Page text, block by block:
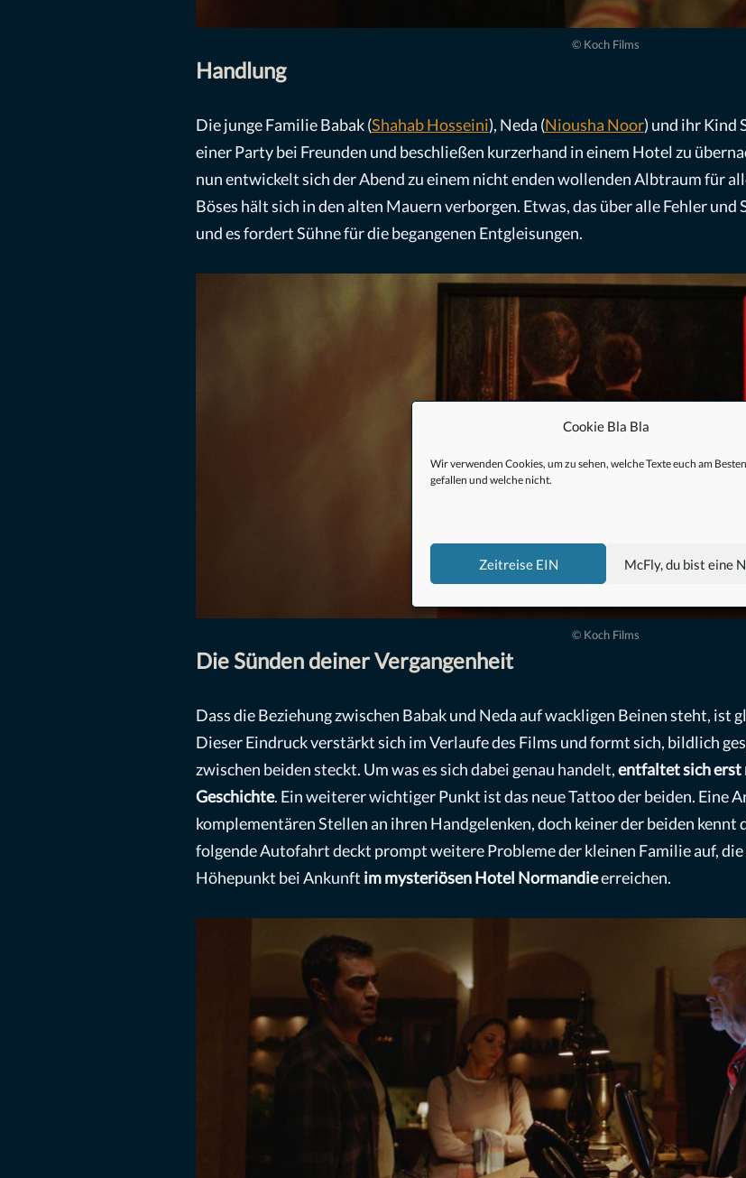
Cookie Bla Bla
Wir verwenden Cookies, um zu sehen, welche Texte euch am Besten
gefallen und welche nicht.
Zeitreise EIN McFly, du bist eine
© Koch Films
Handlung
Die junge Familie Babak (Shahab Hosseini), Neda (Niousha Noor) und ihr Kind
einer Party bei Freunden und beschließen kurzerhand in einem Hotel zu
nun entwickelt sich der Abend zu einem nicht enden wollenden Albtraum für
Böses hält sich in den alten Mauern verborgen. Etwas, das über alle Fehler
und es fordert Sühne für die begangenen Entgleisungen.
© Koch Films
Die Sünden deiner Vergangenheit
Dass die Beziehung zwischen Babak und Neda auf wackligen Beinen steht, ist
Dieser Eindruck verstärkt sich im Verlaufe des Films und formt sich, bildlich
zwischen beiden steckt. Um was es sich dabei genau handelt,entfaltet sich erst
Geschichte. Ein weiterer wichtiger Punkt ist das neue Tattoo der beiden. Eine
komplementären Stellen an ihren Handgelenken, doch keiner der beiden kennt
folgende Autofahrt deckt prompt weitere Probleme der kleinen Familie auf,
Höhepunkt bei Ankunft im mysteriösen Hotel Normandieerreichen.